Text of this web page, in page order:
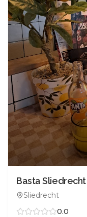
Basta Sliedrecht
Sliedrecht
0.0